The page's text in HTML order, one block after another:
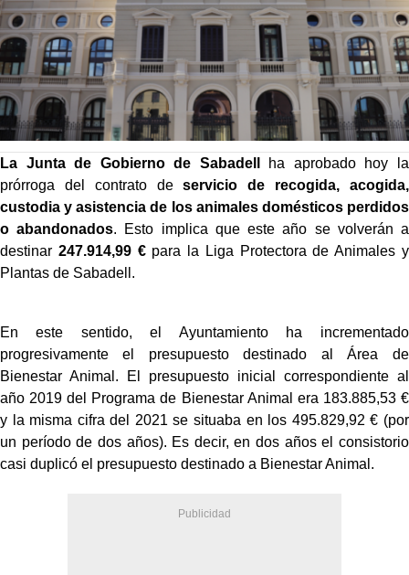
La Junta de Gobierno de Sabadell
ha aprobado hoy la
prórroga del contrato deservicio de recogida, acogida,
custodia y asistencia de los animales domésticos perdidos
o abandonados. Esto implica que este año se volverán a
destinar 247.914,99 €para la Liga Protectora de Animales y
Plantas de Sabadell.
En este sentido, el Ayuntamiento ha incrementado
progresivamente el presupuesto destinado al Área de
Bienestar Animal. El presupuesto inicial correspondiente al
año 2019 del Programa de Bienestar Animal era 183.885,53 €
y la misma cifra del 2021 se situaba en los 495.829,92 € (por
un período de dos años). Es decir, en dos años el consistorio
casi duplicó el presupuesto destinado a Bienestar Animal.